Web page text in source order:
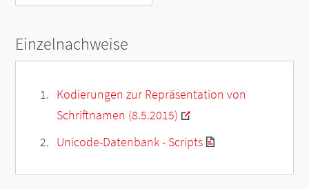
Einzelnachweise
Kodierungen zur Repräsentation von
Schriftnamen (8.5.2015)
Unicode-Datenbank - Scripts